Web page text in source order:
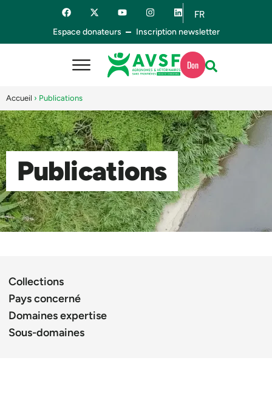
FR
ES
Espace donateurs Inscription newsletter
Don
Accueil › Publications
Publications
Collections
Pays concerné
Domaines expertise
Sous-domaines